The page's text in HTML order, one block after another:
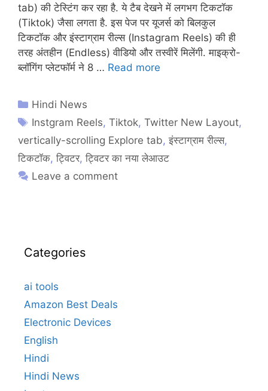
tab) की टेस्टिंग कर रहा है. ये टैब देखने में लगभग टिकटॉक
(Tiktok) जैसा लगता है. इस पेज पर यूजर्स को बिलकुल
टिकटॉक और इंस्टाग्राम रील्स (Instagram Reels) की ही
तरह अंतहीन (Endless) वीडियो और तस्वीरें मिलेंगी. माइक्रो-
ब्लॉगिंग प्लेटफॉर्म ने 8 … Read more
Hindi News
Instgram Reels,Tiktok,Twitter New Layout,
vertically-scrolling Explore tab, इंस्टाग्राम रील्स,
टिकटॉक, ट्विटर, ट्विटर का नया लेआउट
Leave a comment
Categories
ai tools
Amazon Best Deals
Electronic Devices
English
Hindi
Hindi News